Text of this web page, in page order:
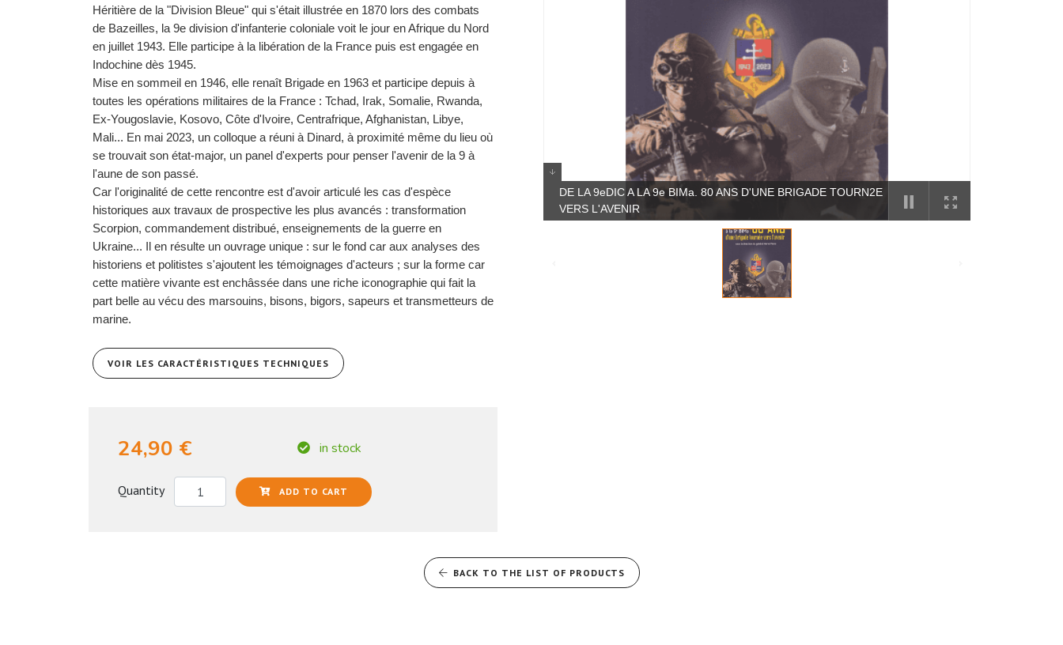
Héritière de la "Division Bleue" qui s'était illustrée en 1870 lors des combats
de Bazeilles, la 9e division d'infanterie coloniale voit le jour en Afrique du Nord
en juillet 1943. Elle participe à la libération de la France puis est engagée en
Indochine dès 1945.
Mise en sommeil en 1946, elle renaît Brigade en 1963 et participe depuis à
toutes les opérations militaires de la France : Tchad, Irak, Somalie, Rwanda,
Ex-Yougoslavie, Kosovo, Côte d'Ivoire, Centrafrique, Afghanistan, Libye,
Mali... En mai 2023, un colloque a réuni à Dinard, à proximité même du lieu où
se trouvait son état-major, un panel d'experts pour penser l'avenir de la 9 à
l'aune de son passé.
Car l'originalité de cette rencontre est d'avoir articulé les cas d'espèce
historiques aux travaux de prospective les plus avancés : transformation
Scorpion, commandement distribué, enseignements de la guerre en
Ukraine... Il en résulte un ouvrage unique : sur le fond car aux analyses des
historiens et politistes s'ajoutent les témoignages d'acteurs ; sur la forme car
cette matière vivante est enchâssée dans une riche iconographie qui fait la
part belle au vécu des marsouins, bisons, bigors, sapeurs et transmetteurs de
marine.
VOIR LES CARACTÉRISTIQUES TECHNIQUES
24,90 € in stock
Quantity ADD TO CART
DE LA 9eDIC A LA 9e BIMa. 80 ANS D'UNE BRIGADE TOURN2E
VERS L'AVENIR
BACK TO THE LIST OF PRODUCTS